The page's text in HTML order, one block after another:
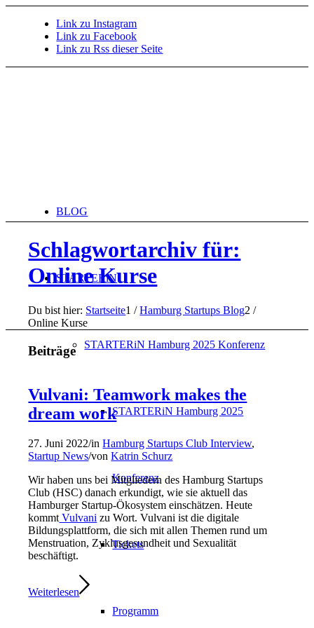
Link zu Instagram
Link zu Facebook
Link zu Rss dieser Seite
BLOG
STARTERiN
STARTERiN Hamburg 2025 Konferenz
STARTERiN Hamburg 2025
Konferenz
Tickets
Programm
Schlagwortarchiv für:
Online Kurse
Du bist hier: Startseite1 / Hamburg Startups Blog2 /
Online Kurse
Beiträge
Vulvani: Teamwork makes the
dream work
27. Juni 2022/inHamburg Startups Club Interview,
Startup News/vonKatrin Schurz
Wir haben uns bei Mitgliedern des Hamburg Startups
Club (HSC) danach erkundigt, wie sie aktuell das
Hamburger Startup-Ökosystem einschätzen. Heute
kommt Vulvani zu Wort. Vulvani ist die digitale
Bildungsplattform, die sich mit allen Themen rund um
Menstruation, Zyklusgesundheit und Sexualität
beschäftigt.
Weiterlesen